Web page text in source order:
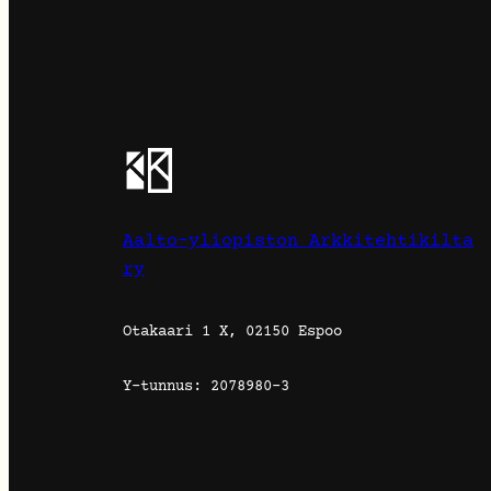
Aalto-yliopiston Arkkitehtikilta
ry
Otakaari 1 X, 02150 Espoo
Y-tunnus: 2078980-3